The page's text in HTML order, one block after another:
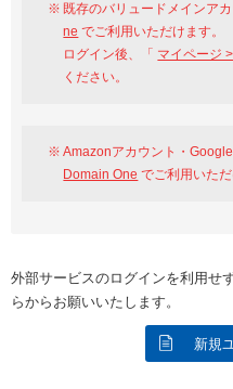
既存のバリュードメインア
ne でご利用いただけます。
ログイン後、「 マイページ
ください。
Amazonアカウント・
Domain One でご利用いただ
外部サービスのログインを利用せ
らからお願いいたします。
新規